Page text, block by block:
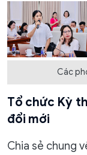
Các
Tổ chức Kỳ
đổi mới
Chia sẻ chung